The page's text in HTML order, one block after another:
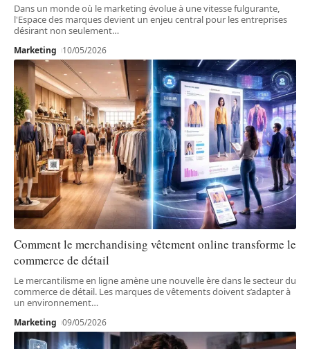
Dans un monde où le marketing évolue à une vitesse fulgurante,
l'Espace des marques devient un enjeu central pour les entreprises
désirant non seulement…
Marketing 10/05/2026
Comment le merchandising vêtement online transforme le
commerce de détail
Le mercantilisme en ligne amène une nouvelle ère dans le secteur du
commerce de détail. Les marques de vêtements doivent s’adapter à
un environnement…
Marketing 09/05/2026